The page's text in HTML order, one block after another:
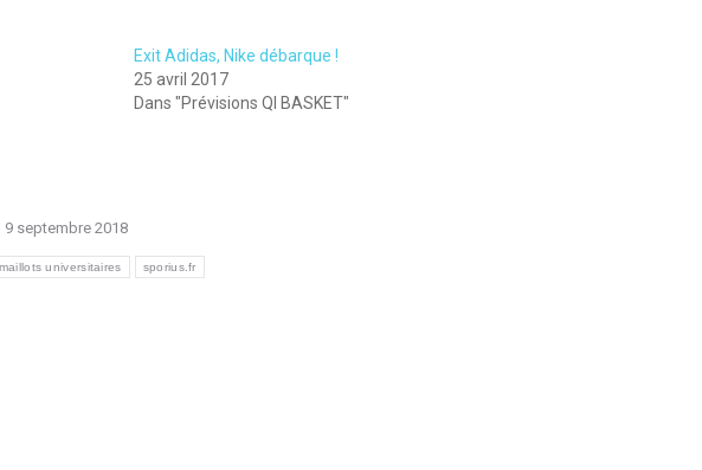
Exit Adidas, Nike débarque !
25 avril 2017
Dans "Prévisions QI BASKET"
9 septembre 2018
maillots universitaires sporius.fr